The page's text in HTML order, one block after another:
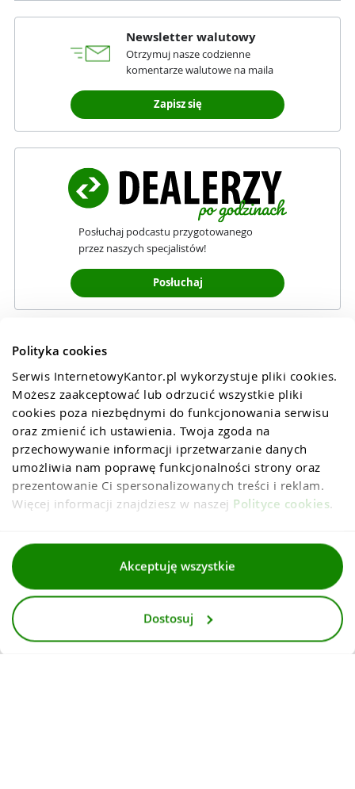
Polityka cookies
Serwis InternetowyKantor.pl wykorzystuje pliki cookies.
Możesz zaakceptować lub odrzucić wszystkie pliki
cookies poza niezbędnymi do funkcjonowania serwisu
oraz zmienić ich ustawienia. Twoja zgoda na
przechowywanie informacji iprzetwarzanie danych
umożliwia nam poprawę funkcjonalności strony oraz
prezentowanie Ci spersonalizowanych treści i reklam.
Więcej informacji znajdziesz w naszej Polityce cookies.
Akceptuję wszystkie
Dostosuj
Newsletter walutowy
Otrzymuj nasze codzienne
komentarze walutowe na maila
Zapisz się
Posłuchaj podcastu przygotowanego
przez naszych specjalistów!
Posłuchaj
Regulaminy
Dla mediów